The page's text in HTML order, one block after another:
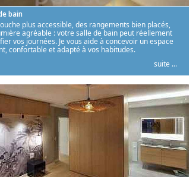
bain
plus accessible, des rangements bien placés,
agréable : votre salle de bain peut réellement
vos journées. Je vous aide à concevoir un espace
confortable et adapté à vos habitudes.
suite ...